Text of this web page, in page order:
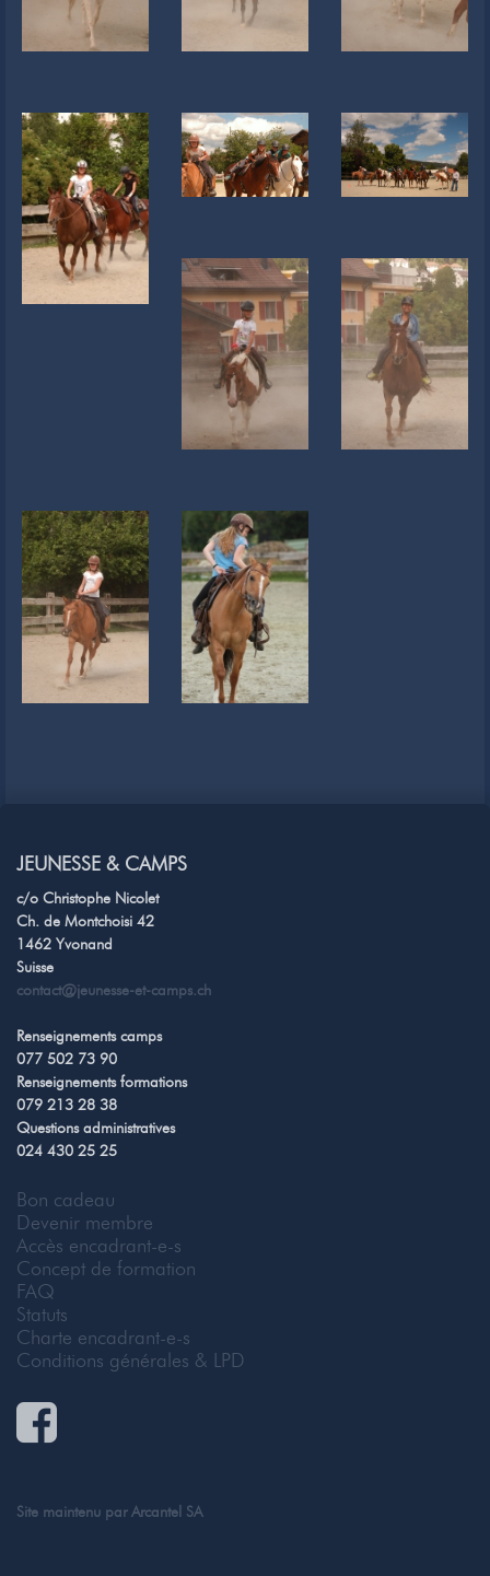
JEUNESSE & CAMPS
c/o Christophe Nicolet
Ch. de Montchoisi 42
1462 Yvonand
Suisse
contact@jeunesse-et-camps.ch
Renseignements camps
077 502 73 90
Renseignements formations
079 213 28 38
Questions administratives
024 430 25 25
Bon cadeau
Devenir membre
Accès encadrant-e-s
Concept de formation
FAQ
Statuts
Charte encadrant-e-s
Conditions générales & LPD
Site maintenu parArcantel SA